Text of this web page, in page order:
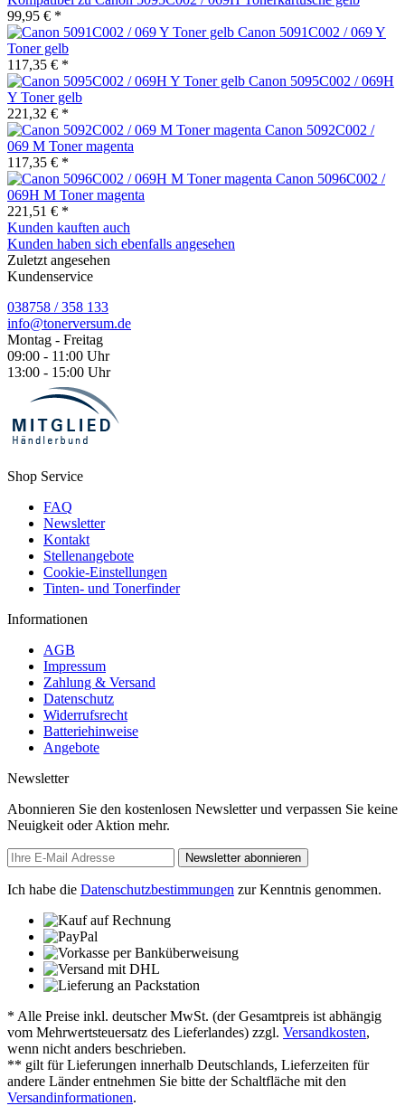
99,95 € *
Canon 5091C002 / 069 Y
Toner gelb
117,35 € *
Canon 5095C002 / 069H
Y Toner gelb
221,32 € *
Canon 5092C002 /
069 M Toner magenta
117,35 € *
Canon 5096C002 /
069H M Toner magenta
221,51 € *
Kunden kauften auch
Kunden haben sich ebenfalls angesehen
Zuletzt angesehen
Kundenservice
038758 / 358 133
info@tonerversum.de
Montag - Freitag
09:00 - 11:00 Uhr
13:00 - 15:00 Uhr
Shop Service
FAQ
Newsletter
Kontakt
Stellenangebote
Cookie-Einstellungen
Tinten- und Tonerfinder
Informationen
AGB
Impressum
Zahlung & Versand
Datenschutz
Widerrufsrecht
Batteriehinweise
Angebote
Newsletter
Abonnieren Sie den kostenlosen Newsletter und verpassen Sie keine
Neuigkeit oder Aktion mehr.
Newsletter abonnieren
Ich habe die Datenschutzbestimmungen zur Kenntnis genommen.
* Alle Preise inkl. deutscher MwSt. (der Gesamtpreis ist abhängig
vom Mehrwertsteuersatz des Lieferlandes) zzgl. Versandkosten,
wenn nicht anders beschrieben.
** gilt für Lieferungen innerhalb Deutschlands, Lieferzeiten für
andere Länder entnehmen Sie bitte der Schaltfläche mit den
Versandinformationen.